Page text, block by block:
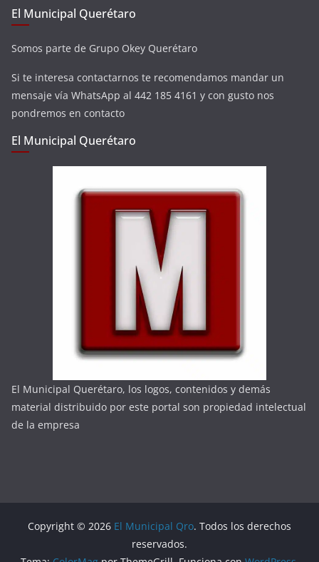
El Municipal Querétaro
Somos parte de Grupo Okey Querétaro
Si te interesa contactarnos te recomendamos mandar un
mensaje vía WhatsApp al 442 185 4161 y con gusto nos
pondremos en contacto
El Municipal Querétaro
El Municipal Querétaro, los logos, contenidos y demás
material distribuido por este portal son propiedad intelectual
de la empresa
Copyright © 2026 El Municipal Qro. Todos los derechos
reservados.